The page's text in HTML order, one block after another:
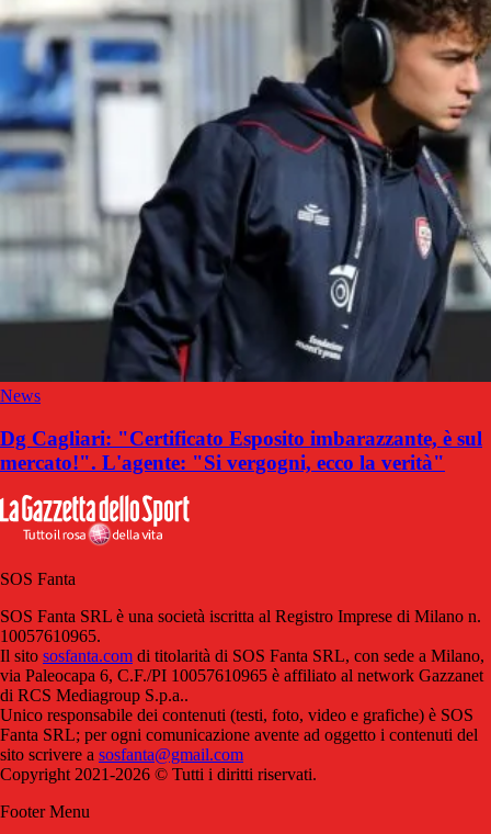
News
Dg Cagliari: "Certificato Esposito imbarazzante, è sul
mercato!". L'agente: "Si vergogni, ecco la verità"
SOS Fanta
SOS Fanta SRL è una società iscritta al Registro Imprese di Milano n.
10057610965.
Il sito sosfanta.com di titolarità di SOS Fanta SRL, con sede a Milano,
via Paleocapa 6, C.F./PI 10057610965 è affiliato al network Gazzanet
di RCS Mediagroup S.p.a..
Unico responsabile dei contenuti (testi, foto, video e grafiche) è SOS
Fanta SRL; per ogni comunicazione avente ad oggetto i contenuti del
sito scrivere a sosfanta@gmail.com
Copyright 2021-2026 © Tutti i diritti riservati.
Footer Menu